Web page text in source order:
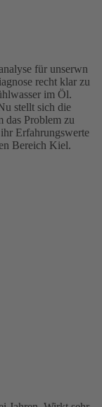
für unserwn
recht klar zu
im Öl.
stellt sich die
das Problem zu
Erfahrungswerte
Bereich Kiel.